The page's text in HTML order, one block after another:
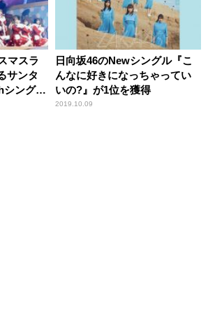
マスラ
サンタ
シングル
ツア
日向坂46のNewシングル『こ
んなに好きになっちゃってい
いの?』が1位を獲得
2019.10.09